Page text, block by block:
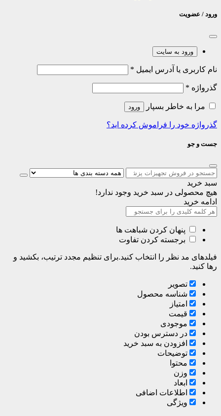
ورود / عضویت
ورود به سایت
نام کاربری یا آدرس ایمیل *
گذرواژه *
مرا به خاطر بسپار ورود
گذرواژه خود را فراموش کرده اید؟
جست و جو
سبد خرید
هیچ محصولی در سبد خرید وجود ندارد!
ادامه خرید
پنهان کردن شباهت ها
برجسته کردن تفاوت
فیلدهای مد نظر را انتخاب کنید.برای تنظیم مجدد ترتیب، بکشید و
رها کنید.
تصویر
شناسه محصول
امتیاز
قیمت
موجودی
در دسترس بودن
افزودن به سبد خرید
توضیحات
محتوا
وزن
ابعاد
اطلاعات اضافی
ویژگی